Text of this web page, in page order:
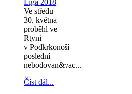
Liga 2018
Ve středu
30. května
proběhl ve
Rtyni
v Podkrkonoší
poslední
nebodovan&yac...
Číst dál...